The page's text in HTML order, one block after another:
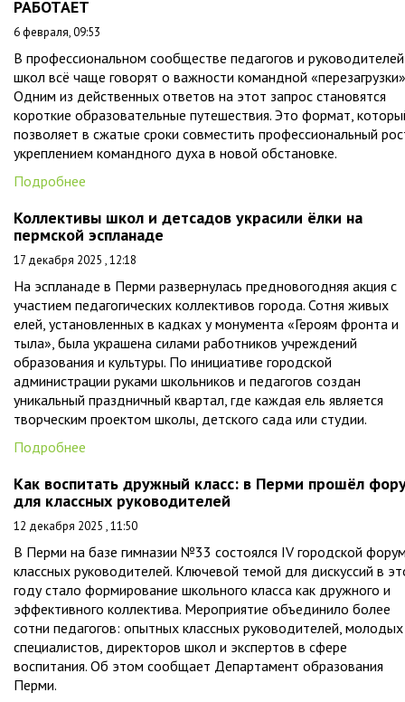
РАБОТАЕТ
6 февраля, 09:53
В профессиональном сообществе педагогов и руководителей
школ всё чаще говорят о важности командной
Одним из действенных ответов на этот запрос становятся
короткие образовательные путешествия. Это формат,
позволяет в сжатые сроки совместить профессиональный
укреплением командного духа в новой обстановке.
Подробнее
Коллективы школ и детсадов украсили ёлки на
пермской эспланаде
17 декабря 2025 , 12:18
На эспланаде в Перми развернулась предновогодняя акция с
участием педагогических коллективов города. Сотня живых
елей, установленных в кадках у монумента «Героям фронта и
тыла», была украшена силами работников учреждений
образования и культуры. По инициативе городской
администрации руками школьников и педагогов создан
уникальный праздничный квартал, где каждая ель является
творческим проектом школы, детского сада или студии.
Подробнее
Как воспитать дружный класс: в Перми прошёл
для классных руководителей
12 декабря 2025 , 11:50
В Перми на базе гимназии №33 состоялся IV городской
классных руководителей. Ключевой темой для дискуссий в
году стало формирование школьного класса как дружного и
эффективного коллектива. Мероприятие объединило более
сотни педагогов: опытных классных руководителей, молодых
специалистов, директоров школ и экспертов в сфере
воспитания. Об этом сообщает Департамент образования
Перми.